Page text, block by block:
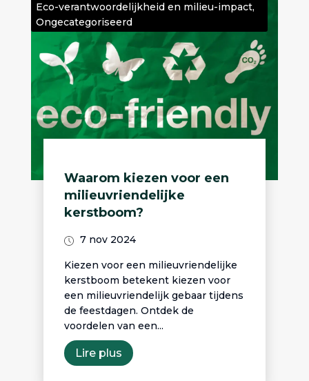
Eco-verantwoordelijkheid en milieu-impact,
Ongecategoriseerd
Waarom kiezen voor een
milieuvriendelijke
kerstboom?
7 nov 2024
Kiezen voor een milieuvriendelijke
kerstboom betekent kiezen voor
een milieuvriendelijk gebaar tijdens
de feestdagen. Ontdek de
voordelen van een...
Lire plus